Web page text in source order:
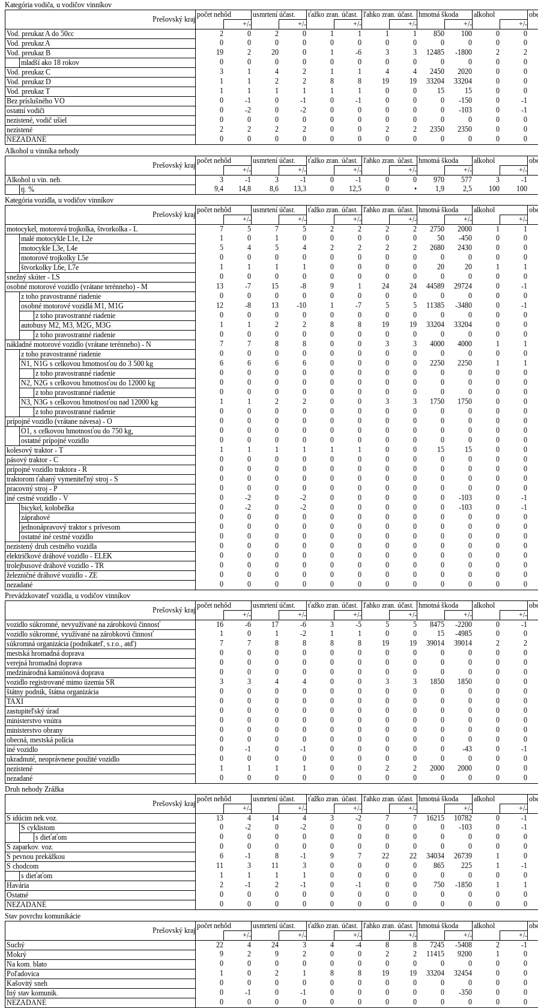
Kategória vodiča, u vodičov vinníkov
Prešovský kraj
počet nehôd usmrtení účast. ťažko zran. účast. ľahko zran. účast. hmotná škoda alkohol
+/-
+/- +/- +/- +/- +/-
Vod. preukaz A do 50cc
2 0 2 0 1 1 1 1 850 100 0 0
Vod. preukaz A
0 0 0 0 0 0 0 0 0 0 0 0
Vod. preukaz B
19 2 20 0 1 -6 3 3 12485 -1800 2 2
mladší ako 18 rokov
0 0 0 0 0 0 0 0 0 0 0 0
Vod. preukaz C
3 1 4 2 1 1 4 4 2450 2020 0 0
Vod. preukaz D
1 1 2 2 8 8 19 19 33204 33204 0 0
Vod. preukaz T
1 1 1 1 1 1 0 0 15 15 0 0
Bez príslušného VO
0 -1 0 -1 0 -1 0 0 0 -150 0 -1
ostatní vodiči
0 -2 0 -2 0 0 0 0 0 -103 0 -1
nezistené, vodič ušiel
0 0 0 0 0 0 0 0 0 0 0 0
nezistené
2 2 2 2 0 0 2 2 2350 2350 0 0
NEZADANÉ
0 0 0 0 0 0 0 0 0 0 0 0
Alkohol u vinníka nehody
Prešovský kraj
počet nehôd usmrtení účast. ťažko zran. účast. ľahko zran. účast. hmotná škoda alkohol
+/-
+/- +/- +/- +/- +/-
Alkohol u vin. neh.
3 -1 3 -1 0 -1 0 0 970 577 3 -1
tj. %
9,4 14,8 8,6 13,3 0 12,5 0 • 1,9 2,5 100 100
Kategória vozidla, u vodičov vinníkov
Prešovský kraj
počet nehôd usmrtení účast. ťažko zran. účast. ľahko zran. účast. hmotná škoda alkohol
+/-
+/- +/- +/- +/- +/-
motocykel, motorová trojkolka, štvorkolka - L
7 5 7 5 2 2 2 2 2750 2000 1 1
malé motocykle L1e, L2e
1 0 1 0 0 0 0 0 50 -450 0 0
motocykle L3e, L4e
5 4 5 4 2 2 2 2 2680 2430 0 0
motorové trojkolky L5e
0 0 0 0 0 0 0 0 0 0 0 0
štvorkolky L6e, L7e
1 1 1 1 0 0 0 0 20 20 1 1
snežný skúter - LS
0 0 0 0 0 0 0 0 0 0 0 0
osobné motorové vozidlo (vrátane terénneho) - M
13 -7 15 -8 9 1 24 24 44589 29724 0 -1
z toho pravostranné riadenie
0 0 0 0 0 0 0 0 0 0 0 0
osobné motorové vozidlá M1, M1G
12 -8 13 -10 1 -7 5 5 11385 -3480 0 -1
z toho pravostranné riadenie
0 0 0 0 0 0 0 0 0 0 0 0
autobusy M2, M3, M2G, M3G
1 1 2 2 8 8 19 19 33204 33204 0 0
z toho pravostranné riadenie
0 0 0 0 0 0 0 0 0 0 0 0
nákladné motorové vozidlo (vrátane terénneho) - N
7 7 8 8 0 0 3 3 4000 4000 1 1
z toho pravostranné riadenie
0 0 0 0 0 0 0 0 0 0 0 0
N1, N1G s celkovou hmotnosťou do 3 500 kg
6 6 6 6 0 0 0 0 2250 2250 1 1
z toho pravostranné riadenie
0 0 0 0 0 0 0 0 0 0 0 0
N2, N2G s celkovou hmotnosťou do 12000 kg
0 0 0 0 0 0 0 0 0 0 0 0
z toho pravostranné riadenie
0 0 0 0 0 0 0 0 0 0 0 0
N3, N3G s celkovou hmotnosťou nad 12000 kg
1 1 2 2 0 0 3 3 1750 1750 0 0
z toho pravostranné riadenie
0 0 0 0 0 0 0 0 0 0 0 0
prípojné vozidlo (vrátane návesa) - O
0 0 0 0 0 0 0 0 0 0 0 0
O1, s celkovou hmotnosťou do 750 kg,
0 0 0 0 0 0 0 0 0 0 0 0
ostatné prípojné vozidlo
0 0 0 0 0 0 0 0 0 0 0 0
kolesový traktor - T
1 1 1 1 1 1 0 0 15 15 0 0
pásový traktor - C
0 0 0 0 0 0 0 0 0 0 0 0
prípojné vozidlo traktora - R
0 0 0 0 0 0 0 0 0 0 0 0
traktorom ťahaný vymeniteľný stroj - S
0 0 0 0 0 0 0 0 0 0 0 0
pracovný stroj - P
0 0 0 0 0 0 0 0 0 0 0 0
iné cestné vozidlo - V
0 -2 0 -2 0 0 0 0 0 -103 0 -1
bicykel, kolobežka
0 -2 0 -2 0 0 0 0 0 -103 0 -1
záprahové
0 0 0 0 0 0 0 0 0 0 0 0
jednonápravový traktor s prívesom
0 0 0 0 0 0 0 0 0 0 0 0
ostatné iné cestné vozidlo
0 0 0 0 0 0 0 0 0 0 0 0
nezistený druh cestného vozidla
0 0 0 0 0 0 0 0 0 0 0 0
električkové dráhové vozidlo - ELEK
0 0 0 0 0 0 0 0 0 0 0 0
trolejbusové dráhové vozidlo - TR
0 0 0 0 0 0 0 0 0 0 0 0
železničné dráhové vozidlo - ZE
0 0 0 0 0 0 0 0 0 0 0 0
nezadané
0 0 0 0 0 0 0 0 0 0 0 0
Prevádzkovateľ vozidla, u vodičov vinníkov
Prešovský kraj
počet nehôd usmrtení účast. ťažko zran. účast. ľahko zran. účast. hmotná škoda alkohol
+/-
+/- +/- +/- +/- +/-
vozidlo súkromné, nevyužívané na zárobkovú činnosť
16 -6 17 -6 3 -5 5 5 8475 -2200 0 -1
vozidlo súkromné, využívané na zárobkovú činnosť
1 0 1 -2 1 1 0 0 15 -4985 0 0
súkromná organizácia (podnikateľ, s.r.o., atď)
7 7 8 8 8 8 19 19 39014 39014 2 2
mestská hromadná doprava
0 0 0 0 0 0 0 0 0 0 0 0
verejná hromadná doprava
0 0 0 0 0 0 0 0 0 0 0 0
medzinárodná kamiónová doprava
0 0 0 0 0 0 0 0 0 0 0 0
vozidlo registrované mimo územia SR
3 3 4 4 0 0 3 3 1850 1850 0 0
štátny podnik, štátna organizácia
0 0 0 0 0 0 0 0 0 0 0 0
TAXI
0 0 0 0 0 0 0 0 0 0 0 0
zastupiteľský úrad
0 0 0 0 0 0 0 0 0 0 0 0
ministerstvo vnútra
0 0 0 0 0 0 0 0 0 0 0 0
ministerstvo obrany
0 0 0 0 0 0 0 0 0 0 0 0
obecná, mestská polícia
0 0 0 0 0 0 0 0 0 0 0 0
iné vozidlo
0 -1 0 -1 0 0 0 0 0 -43 0 -1
ukradnuté, neoprávnene použité vozidlo
0 0 0 0 0 0 0 0 0 0 0 0
nezistené
1 1 1 1 0 0 2 2 2000 2000 0 0
nezadané
0 0 0 0 0 0 0 0 0 0 0 0
Druh nehody Zrážka
Prešovský kraj
počet nehôd usmrtení účast. ťažko zran. účast. ľahko zran. účast. hmotná škoda alkohol
+/-
+/- +/- +/- +/- +/-
S idúcim nek.voz.
13 4 14 4 3 -2 7 7 16215 10782 0 -1
S cyklistom
0 -2 0 -2 0 0 0 0 0 -103 0 -1
s dieťaťom
0 0 0 0 0 0 0 0 0 0 0 0
S zaparkov. voz.
0 0 0 0 0 0 0 0 0 0 0 0
S pevnou prekážkou
6 -1 8 -1 9 7 22 22 34034 26739 1 0
S chodcom
11 3 11 3 0 0 0 0 865 225 1 -1
s dieťaťom
1 1 1 1 0 0 0 0 0 0 0 0
Havária
2 -1 2 -1 0 -1 0 0 750 -1850 1 1
Ostatné
0 0 0 0 0 0 0 0 0 0 0 0
NEZADANÉ
0 0 0 0 0 0 0 0 0 0 0 0
Stav povrchu komunikácie
Prešovský kraj
počet nehôd usmrtení účast. ťažko zran. účast. ľahko zran. účast. hmotná škoda alkohol
+/-
+/- +/- +/- +/- +/-
Suchý
22 4 24 3 4 -4 8 8 7245 -5408 2 -1
Mokrý
9 2 9 2 0 0 2 2 11415 9200 1 0
Na kom. blato
0 0 0 0 0 0 0 0 0 0 0 0
Poľadovica
1 0 2 1 8 8 19 19 33204 32454 0 0
Kašovitý sneh
0 0 0 0 0 0 0 0 0 0 0 0
Iný stav komunik.
0 -1 0 -1 0 0 0 0 0 -350 0 0
NEZADANÉ
0 0 0 0 0 0 0 0 0 0 0 0